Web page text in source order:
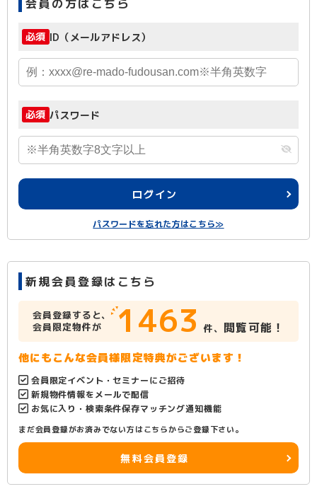
必須 ID（メールアドレス）
必須 パスワード
ログイン
パスワードを忘れた方はこちら≫
新規会員登録はこちら
会員登録すると、
会員限定物件が
1463 件、 閲覧可能！
他にもこんな会員様限定特典がございます！
会員限定イベント・セミナーにご招待
新規物件情報をメールで配信
お気に入り・検索条件保存マッチング通知機能
まだ会員登録がお済みでない方はこちらからご登録下さい。
無料会員登録